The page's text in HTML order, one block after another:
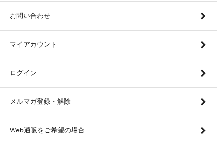
お問い合わせ
マイアカウント
ログイン
メルマガ登録・解除
Web通販をご希望の場合